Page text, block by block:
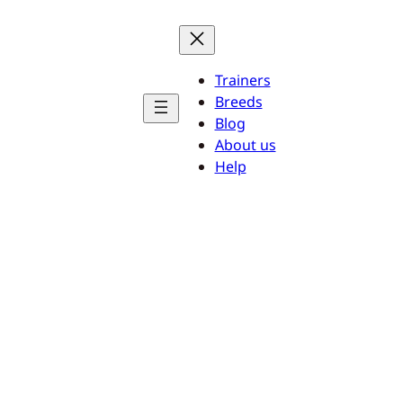
Trainers
Breeds
Blog
About us
Help